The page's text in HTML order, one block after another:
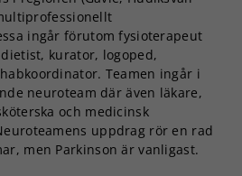
ingår förutom fysioterapeut
kurator, logoped,
Teamen ingår i
neuroteam där även läkare,
och medicinsk
uppdrag rör en rad
men Parkinson är vanligast.